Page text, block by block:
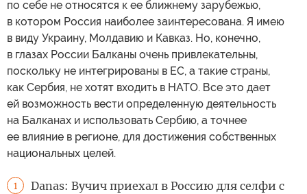
по себе не относятся к ее ближнему зарубежью,
в котором Россия наиболее заинтересована. Я имею
в виду Украину, Молдавию и Кавказ. Но, конечно,
в глазах России Балканы очень привлекательны,
поскольку не интегрированы в ЕС, а такие страны,
как Сербия, не хотят входить в НАТО. Все это дает
ей возможность вести определенную деятельность
на Балканах и использовать Сербию, а точнее
ее влияние в регионе, для достижения собственных
национальных целей.
1
Danas: Вучич приехал в Россию для селфи с